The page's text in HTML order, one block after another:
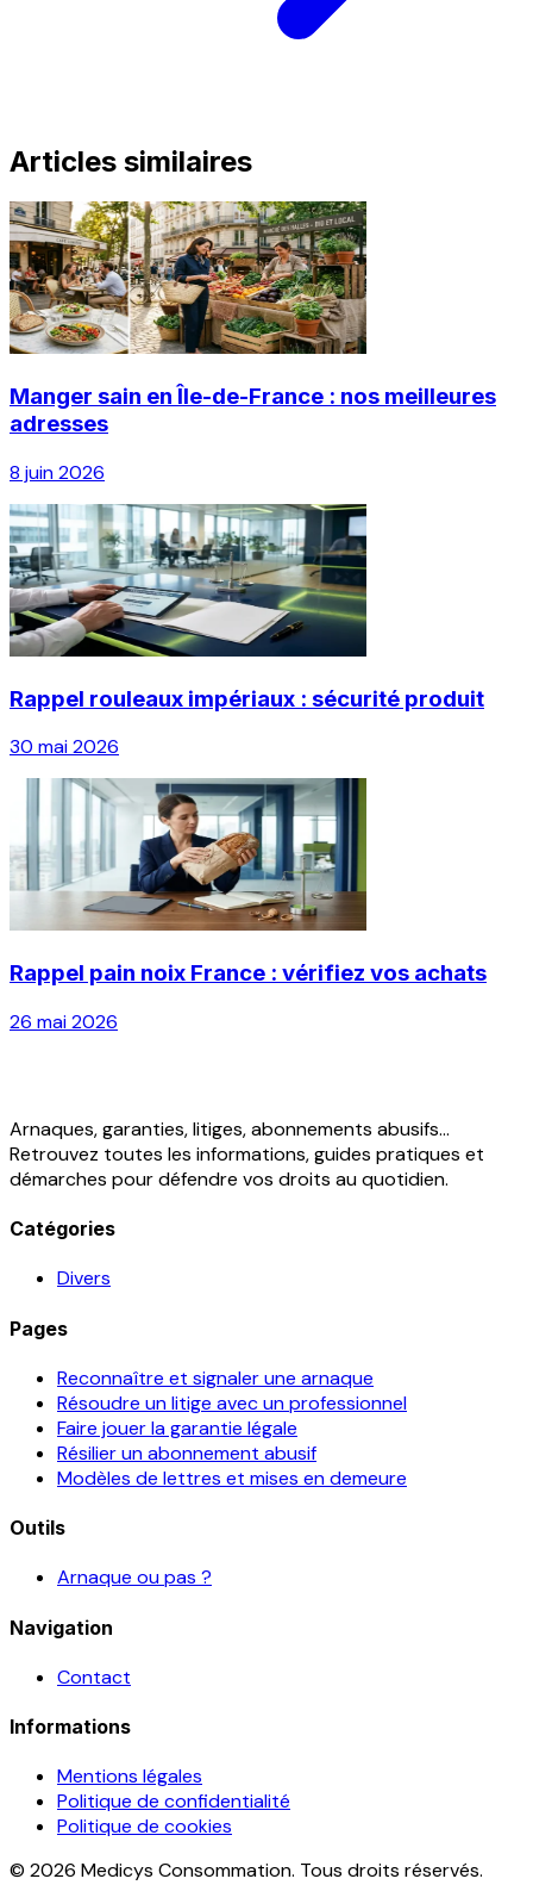
Articles similaires
Manger sain en Île-de-France : nos meilleures
adresses
8 juin 2026
Rappel rouleaux impériaux : sécurité produit
30 mai 2026
Rappel pain noix France : vérifiez vos achats
26 mai 2026
Arnaques, garanties, litiges, abonnements abusifs...
Retrouvez toutes les informations, guides pratiques et
démarches pour défendre vos droits au quotidien.
Catégories
Divers
Pages
Reconnaître et signaler une arnaque
Résoudre un litige avec un professionnel
Faire jouer la garantie légale
Résilier un abonnement abusif
Modèles de lettres et mises en demeure
Outils
Arnaque ou pas ?
Navigation
Contact
Informations
Mentions légales
Politique de confidentialité
Politique de cookies
© 2026 Medicys Consommation. Tous droits réservés.